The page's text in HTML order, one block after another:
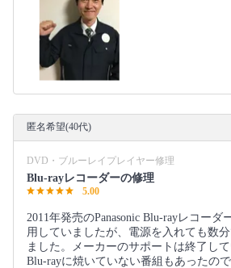
匿名希望(40代)
DVD・ブルーレイプレイヤー修理
Blu-rayレコーダーの修理
5.00
2011年発売のPanasonic Blu-rayレコーダ
用していましたが、電源を入れても数
ました。メーカーのサポートは終了し
Blu-rayに焼いていない番組もあったの